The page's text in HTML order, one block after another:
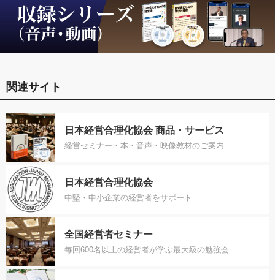
関連サイト
日本経営合理化協会 商品・サービス
経営セミナー・本・音声・映像教材のご案内
日本経営合理化協会
中堅・中小企業の経営者をサポート
全国経営者セミナー
毎回600名以上の経営者が学ぶ最大級の勉強会